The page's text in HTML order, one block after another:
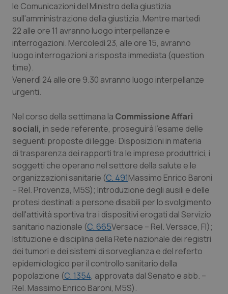
Emilia-Romagna
Friuli Venezia Giulia
Lazio
Liguria
Lombardia
Marche
Molise
Piemonte
Provincia Autonoma di Bolzano
Provincia Autonoma di Trento
Puglia
Colesterolo & coronaropatie
Dermatite Atopica
Diabete & glucometri
Disturbi dell’umore
Dolore
Donna & Salute
Epatiti
HIV
Infezioni & Febbre
Ipertensione & Scompenso
Malattie rare
le Comunicazioni del Ministro della giustizia
sull'amministrazione della giustizia. Mentre martedì
22 alle ore 11 avranno luogo interpellanze e
interrogazioni. Mercoledì 23, alle ore 15, avranno
luogo interrogazioni a risposta immediata (question
time).
Venerdì 24 alle ore 9.30 avranno luogo interpellanze
urgenti.
Nel corso della settimana la Commissione Affari
sociali, in sede referente, proseguirà l'esame delle
seguenti proposte di legge: Disposizioni in materia
di trasparenza dei rapporti tra le imprese produttrici, i
soggetti che operano nel settore della salute e le
organizzazioni sanitarie (C. 491Massimo Enrico Baroni
– Rel. Provenza, M5S); Introduzione degli ausili e delle
protesi destinati a persone disabili per lo svolgimento
dell'attività sportiva tra i dispositivi erogati dal Servizio
sanitario nazionale (C. 665Versace – Rel. Versace, FI);
Istituzione e disciplina della Rete nazionale dei registri
dei tumori e dei sistemi di sorveglianza e del referto
epidemiologico per il controllo sanitario della
popolazione (C. 1354, approvata dal Senato e abb. –
Rel. Massimo Enrico Baroni, M5S).